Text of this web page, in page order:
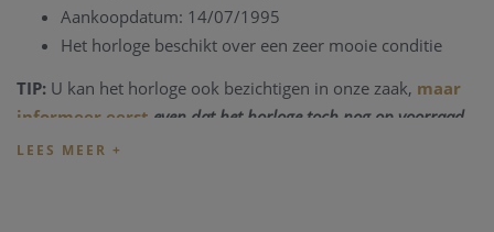
Aankoopdatum: 14/07/1995
Het horloge beschikt over een zeer mooie conditie
TIP: U kan het horloge ook bezichtigen in onze zaak, maar
informeer eerst even dat het horloge toch nog op voorraad
is en niet net verkocht is.